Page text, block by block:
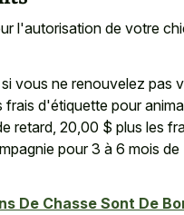
l'autorisation de votre
vous ne renouvelez pas
frais d'étiquette pour
retard, 20,00 $ plus les
pour 3 à 6 mois de
De Chasse Sont De